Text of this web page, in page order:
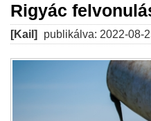
Rigyác
[Kail] publikálva: 2022-08-